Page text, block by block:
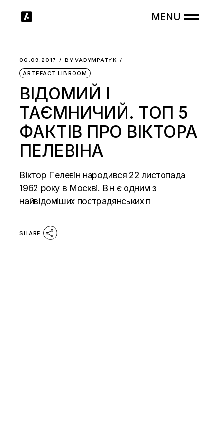
06.09.2017 BY VADYMPATYK
ARTEFACT.LIBROOM
ВІДОМИЙ І
ТАЄМНИЧИЙ. ТОП 5
ФАКТІВ ПРО ВІКТОРА
ПЕЛЕВІНА
Віктор Пелевін народився 22 листопада
1962 року в Москві. Він є одним з
найвідоміших пострадянських п
SHARE